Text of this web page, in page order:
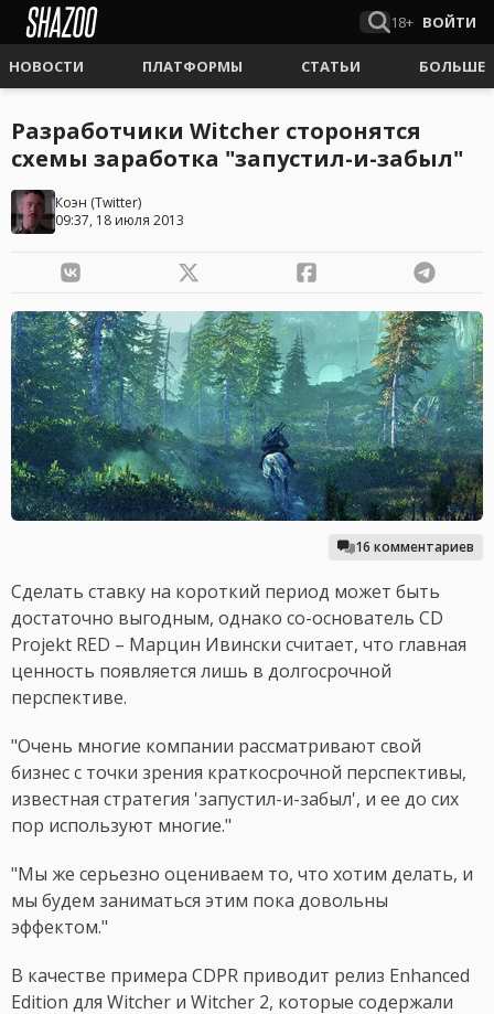
18+ ВОЙТИ
НОВОСТИ ПЛАТФОРМЫ СТАТЬИ БОЛЬШЕ
Разработчики Witcher сторонятся
схемы заработка "запустил-и-забыл"
Коэн (Twitter)
09:37, 18 июля 2013
16 комментариев
Сделать ставку на короткий период может быть
достаточно выгодным, однако со-основатель CD
Projekt RED – Марцин Ивински считает, что главная
ценность появляется лишь в долгосрочной
перспективе.
"Очень многие компании рассматривают свой
бизнес с точки зрения краткосрочной перспективы,
известная стратегия 'запустил-и-забыл', и ее до сих
пор используют многие."
"Мы же серьезно оцениваем то, что хотим делать, и
мы будем заниматься этим пока довольны
эффектом."
В качестве примера CDPR приводит релиз Enhanced
Edition для Witcher и Witcher 2, которые содержали